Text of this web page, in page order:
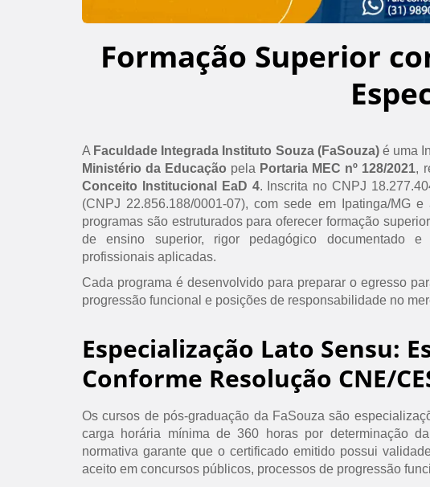
Formação Superior
A Faculdade Integrada Instituto Souza (FaSouza)é uma
Ministério da Educação pela Portaria MEC nº 128/2021,
Conceito Institucional EaD 4. Inscrita no CNPJ
(CNPJ 22.856.188/0001-07), com sede em Ipatinga/MG
programas são estruturados para oferecer formação
de ensino superior, rigor pedagógico documentado
profissionais aplicadas.
Cada programa é desenvolvido para preparar o egresso
progressão funcional e posições de responsabilidade no
Especialização Lato Sensu:
Conforme Resolução CNE/
Os cursos de pós-graduação da FaSouza são
carga horária mínima de 360 horas por determinação
normativa garante que o certificado emitido possui
aceito em concursos públicos, processos de progressão